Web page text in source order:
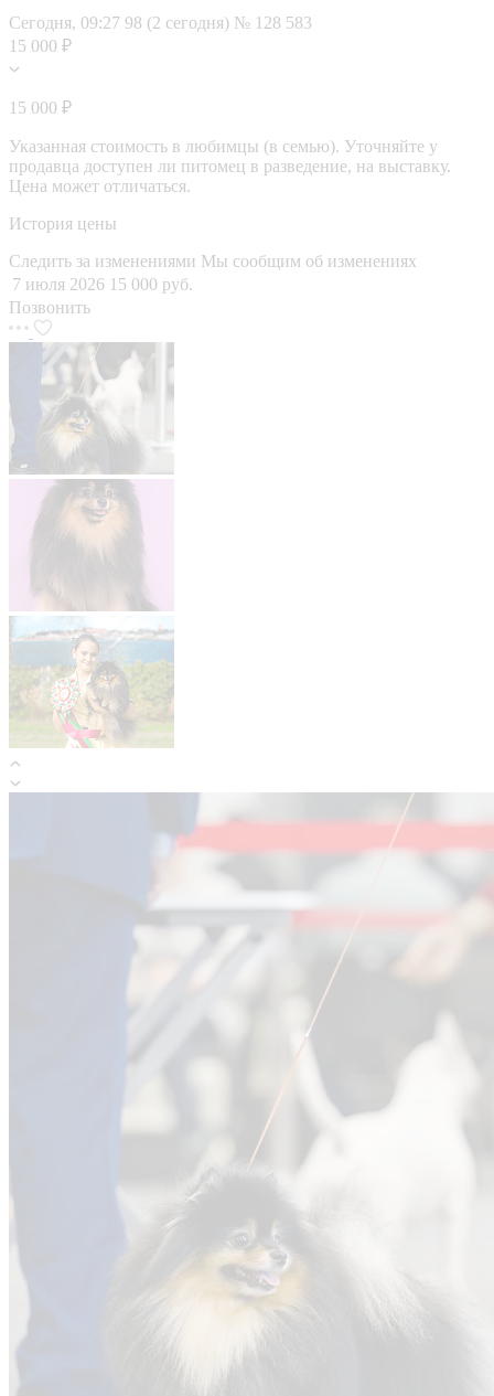
Сегодня, 09:27 98 (2 сегодня) № 128 583
15 000 ₽
15 000 ₽
Указанная стоимость в любимцы (в семью). Уточняйте у
продавца доступен ли питомец в разведение, на выставку.
Цена может отличаться.
История цены
Следить за изменениями Мы сообщим об изменениях
7 июля 2026 15 000 руб.
Позвонить